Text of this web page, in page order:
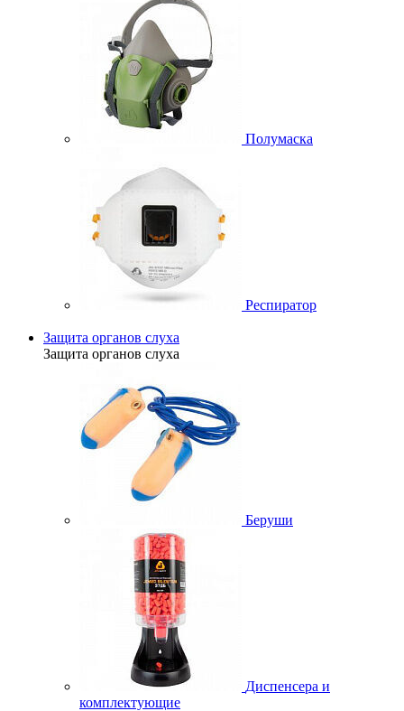
Полумаска
Респиратор
Защита органов слуха
Защита органов слуха
Беруши
Диспенсера и
комплектующие